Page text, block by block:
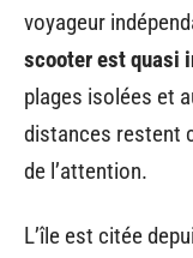
voyageur
scooter est quasi
plages isolées et
distances restent
de l’attention.
L’île est citée